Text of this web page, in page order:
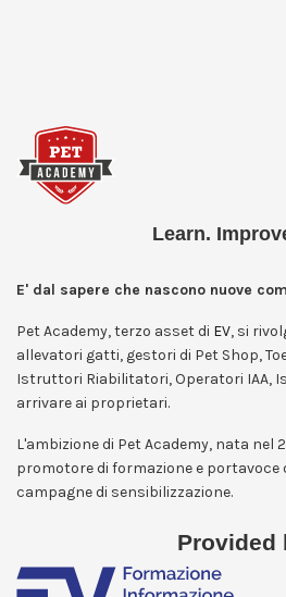
Learn.
E' dal sapere che nascono nuove
Pet Academy, terzo asset di EV, si
allevatori gatti, gestori di Pet Shop,
Istruttori Riabilitatori, Operatori IAA,
arrivare ai proprietari.
L'ambizione di Pet Academy, nata nel
promotore di formazione e portavoce
campagne di sensibilizzazione.
Provided